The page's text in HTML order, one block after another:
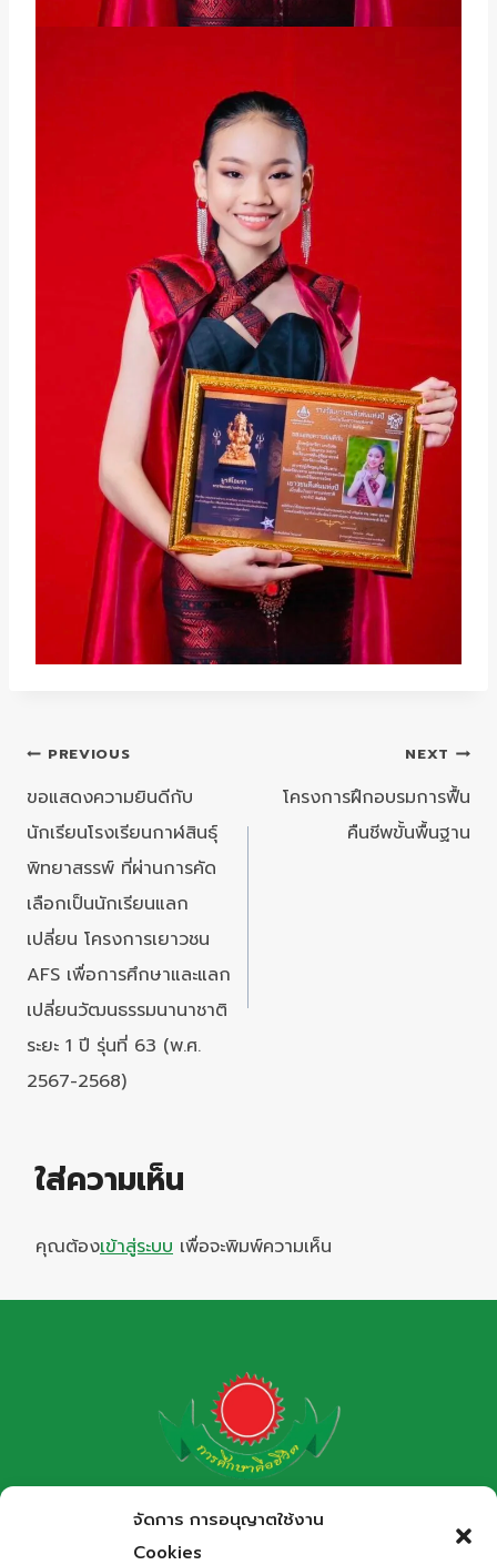
จัดการ การอนุญาตใช้งาน
Cookies
แนะแนว
เรื่อง
PREVIOUS
ขอแสดงความยินดีกับ
นักเรียนโรงเรียนกาฬสินธุ์
พิทยาสรรพ์ ที่ผ่านการคัด
เลือกเป็นนักเรียนแลก
เปลี่ยน โครงการเยาวชน
AFS เพื่อการศึกษาและแลก
เปลี่ยนวัฒนธรรมนานาชาติ
ระยะ 1 ปี รุ่นที่ 63 (พ.ศ.
2567-2568)
NEXT
โครงการฝึกอบรมการฟื้น
คืนชีพขั้นพื้นฐาน
ใส่ความเห็น
คุณต้องเข้าสู่ระบบ เพื่อจะพิมพ์ความเห็น
โรงเรียนกาฬสินธุ์พิทยาสรรพ์
สำนักงานเขตพื้นที่การศึกษามัธยมศึกษากาฬสินธุ์